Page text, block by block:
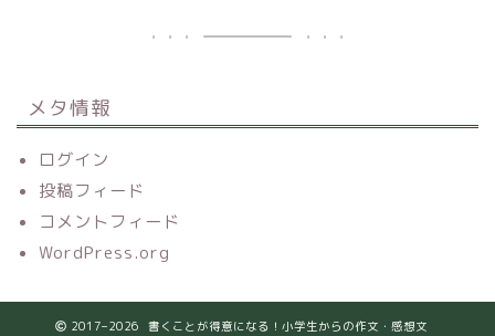
メタ情報
ログイン
投稿フィード
コメントフィード
WordPress.org
2017–2026 書くことが得意になる！小学生からの作文・感想文